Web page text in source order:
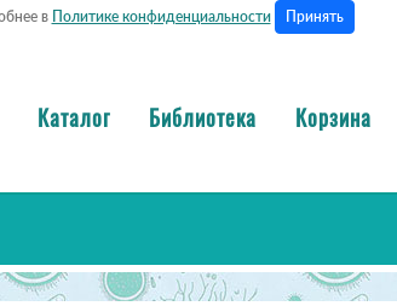
в Политике конфиденциальности Принять
Каталог Библиотека Корзина